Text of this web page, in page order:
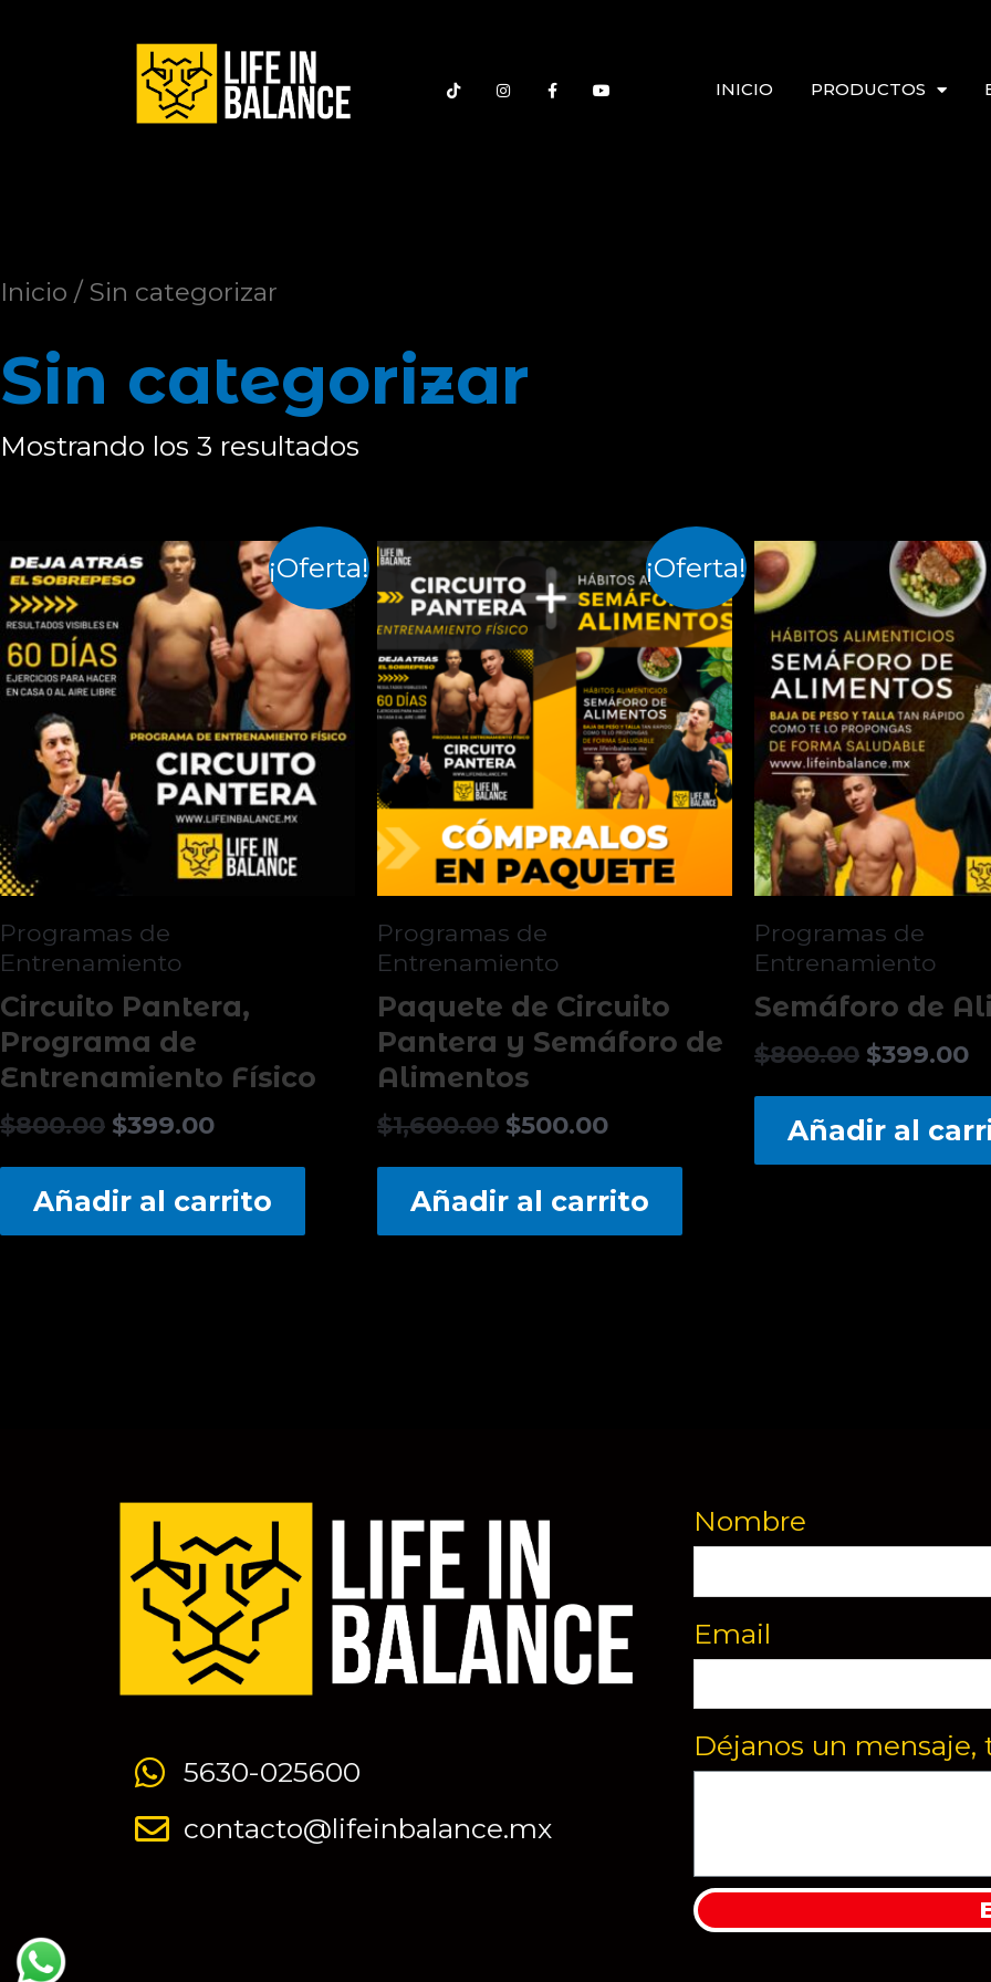
INICIO PRODUCTOS
Inicio / Sin categorizar
Sin categorizar
Mostrando los 3 resultados
¡Oferta!
Programas de
Entrenamiento
Circuito Pantera,
Programa de
Entrenamiento Físico
$800.00 $399.00
Añadir al carrito
¡Oferta!
Programas de
Entrenamiento
Paquete de Circuito
Pantera y Semáforo de
Alimentos
$1,600.00 $500.00
Añadir al carrito
Programas de
Entrenamiento
Semáforo de
$800.00 $399.00
Añadir al
5630-025600
contacto@lifeinbalance.mx
Nombre
Email
Déjanos un mensaje,